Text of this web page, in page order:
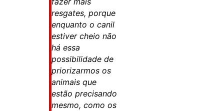
resgates, porque
enquanto o canil
estiver cheio não
há essa
possibilidade de
priorizarmos os
animais que
estão precisando
mesmo, como os